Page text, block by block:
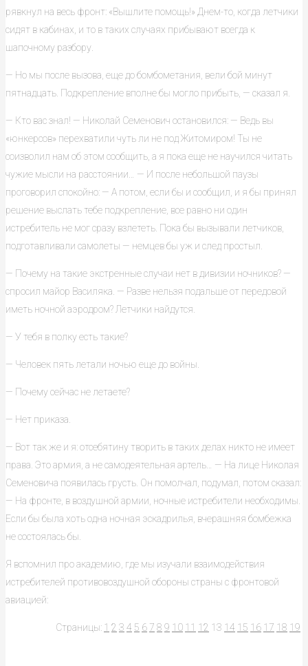
рявкнул на весь фронт: «Вышлите помощь!» Днем-то, когда летчики
сидят в кабинах, и то в таких случаях прибывают всегда к
шапочному разбору.
— Но мы после вызова, еще до бомбометания, вели бой минут
пятнадцать. Подкрепление вполне бы могло прибыть, — сказал я.
— Кто вас знал! — Николай Семенович остановился: — Ведь вы
«юнкерсов» перехватили чуть ли не под Житомиром! Ты не
соизволил нам об этом сообщить, а я пока еще не научился читать
чужие мысли на расстоянии… — И после небольшой паузы
проговорил спокойно: — А потом, если бы и сообщил, и я бы принял
решение выслать тебе подкрепление, все равно ни один
истребитель не мог сразу взлететь. Пока бы вызывали летчиков,
подготавливали самолеты — немцев бы уж и след простыл.
— Почему на такие экстренные случаи нет в дивизии ночников? —
спросил майор Василяка. — Разве нельзя подальше от передовой
иметь ночной аэродром? Летчики найдутся.
— У тебя в полку есть такие?
— Человек пять летали ночью еще до войны.
— Почему сейчас не летаете?
— Нет приказа.
— Вот так же и я: отсебятину творить в таких делах никто не имеет
права. Это армия, а не самодеятельная артель… — На лице Николая
Семеновича появилась грусть. Он помолчал, подумал, потом сказал:
— На фронте, в воздушной армии, ночные истребители необходимы.
Если бы была хоть одна ночная эскадрилья, вчерашняя бомбежка
не состоялась бы.
Я вспомнил про академию, где мы изучали взаимодействия
истребителей противовоздушной обороны страны с фронтовой
авиацией:
Страницы: 1 2 3 4 5 6 7 8 9 10 11 12 13 14 15 16 17 18 19